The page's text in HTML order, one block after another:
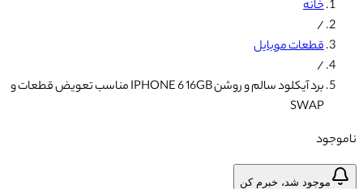
خانه
/
قطعات موبایل
/
برد آیکلود سالم و روشن IPHONE 6 16GB مناسب تعویض قطعات و
SWAP
ناموجود
موجود شد، خبرم کن